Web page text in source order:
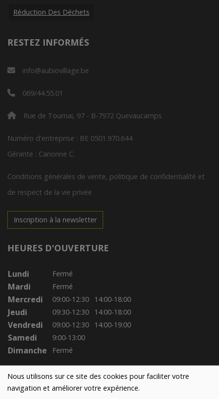
Nous utilisons sur ce site des cookies pour faciliter votre
navigation et améliorer votre expérience.
Réduction Des Déchets
RESTEZ INFORMÉS
info@aubiovillage.be
069/44.55.01
Rue de Tournai, 97 - B-7972 Quevaucamps
Numéro d'entreprise : BE 0501.970.644
Gérante : Canonne C.
Conditions générales de vente, politique de confidentialité et
de respect de la vie privée
Inscription à la newsletter
HEURES D'OUVERTURE
Lundi Fermé
Mardi Fermé
Mercredi 09:00-12:30 14:00-18:00
Jeudi 09:30-12:30 14:00-18:00
Vendredi 09:00-12:30 14:00-19:00
Samedi 9:00-13:00
Dimanche Fermé